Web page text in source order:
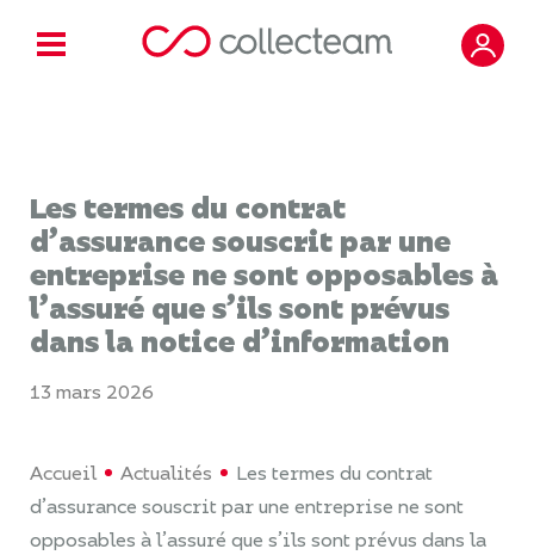
Les termes du contrat
d’assurance souscrit par une
entreprise ne sont opposables à
l’assuré que s’ils sont prévus
dans la notice d’information
13 mars 2026
Accueil Actualités
Les termes du contrat
d’assurance souscrit par une entreprise ne sont
opposables à l’assuré que s’ils sont prévus dans la